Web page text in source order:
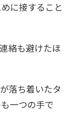
に接すること
絡も避けたほ
落ち着いたタ
一つの手で